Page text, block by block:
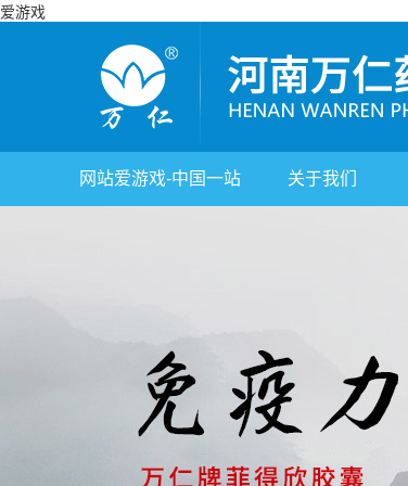
爱游戏
网站爱游戏-中国一站 关于我们